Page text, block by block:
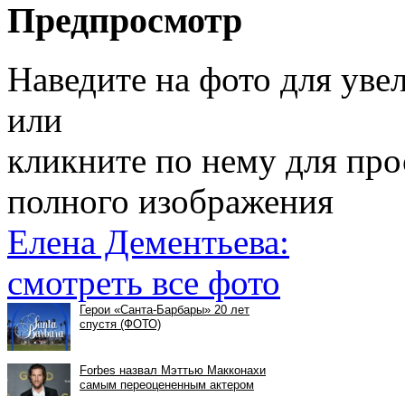
Предпросмотр
Наведите на фото для
или
кликните по нему для
полного изображения
Елена Дементьева:
смотреть все фото